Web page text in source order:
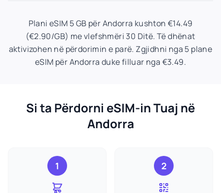
Plani eSIM 5 GB për Andorra kushton €14.49
(€2.90/GB) me vlefshmëri 30 Ditë. Të dhënat
aktivizohen në përdorimin e parë. Zgjidhni nga 5 plane
eSIM për Andorra duke filluar nga €3.49.
Si ta Përdorni eSIM-in Tuaj në
Andorra
1 2